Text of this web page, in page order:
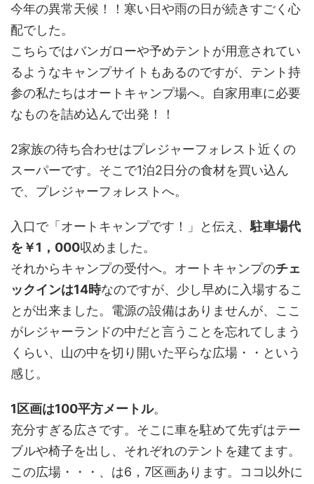
今年の異常天候！！寒い日や雨の日が続きすごく心
配でした。
こちらではバンガローや予めテントが用意されてい
るようなキャンプサイトもあるのですが、テント持
参の私たちはオートキャンプ場へ。自家用車に必要
なものを詰め込んで出発！！
2家族の待ち合わせはプレジャーフォレスト近くの
スーパーです。そこで1泊2日分の食材を買い込ん
で、プレジャーフォレストへ。
入口で「オートキャンプです！」と伝え、駐車場代
を￥1，000収めました。
それからキャンプの受付へ。オートキャンプのチェ
ックインは14時なのですが、少し早めに入場するこ
とが出来ました。電源の設備はありませんが、ここ
がレジャーランドの中だと言うことを忘れてしまう
くらい、山の中を切り開いた平らな広場・・という
感じ。
1区画は100平方メートル。
充分すぎる広さです。そこに車を駐めて先ずはテー
ブルや椅子を出し、それぞれのテントを建てます。
この広場・・・、は6，7区画あります。ココ以外に